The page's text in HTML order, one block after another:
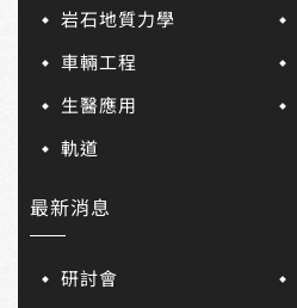
岩石地質力學
車輛工程
生醫應用
軌道
最新消息
研討會